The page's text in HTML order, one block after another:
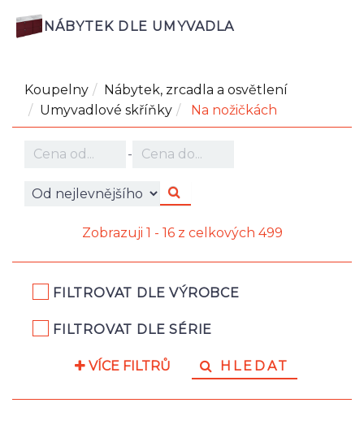
NÁBYTEK DLE UMYVADLA
Koupelny
Nábytek, zrcadla a osvětlení
Umyvadlové skříňky
Na nožičkách
-
Zobrazuji 1 - 16 z celkových 499
FILTROVAT DLE VÝROBCE
FILTROVAT DLE SÉRIE
VÍCE FILTRŮ HLEDAT